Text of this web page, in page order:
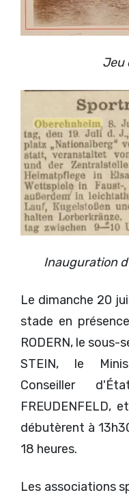
Jeu
Inauguration
Le dimanche 20
stade en
RODERN, le
STEIN, le
Conseiller
FREUDENFELD,
débutèrent à
18 heures.
Les associations